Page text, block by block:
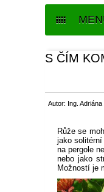
SEMENA
LETNÍ
LILIE
S ČÍM
Autor: Ing.
Růže se
jako
na pergole
nebo jako
Možností je